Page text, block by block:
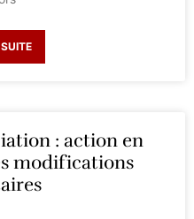
: action en
modifications